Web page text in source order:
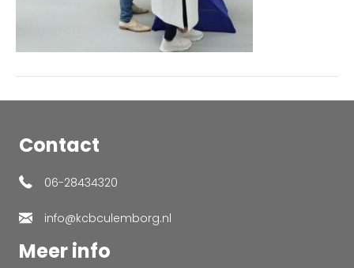
Contact
06-28434320
info@kcbculemborg.nl
Meer info